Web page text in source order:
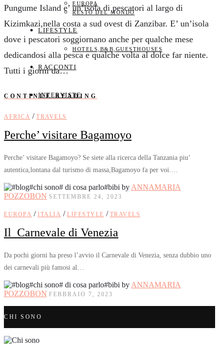
EUROPA
RESTO DEL MONDO
LIFESTYLE
HOTELS,B&B,GUESTHOUSES
RACCONTI
INTERVISTE
Pungume Island e’ un’isola di pescatori al largo di
Kizimkazi,nella costa a sud ovest di Zanzibar. E’ un’isola
dove i pescatori soggiornano anche per qualche mese
dedicandosi alla pesca e qualche volta al dolce far niente.
Tutti i giorni da…
CONTINUE READING
AFRICA / TRAVELS
Perche’ visitare Bagamoyo
Perche’ visitare Bagamoyo? Se siete alla ricerca della Tanzania piu’
autentica,lontana dal turismo di massa,Bagamoyo fa per voi.…
by ANNAMARIA
POZZOBON SETTEMBRE 24, 2023
EUROPA / ITALIA / LIFESTYLE / TRAVELS
Il Carnevale di Venezia
Da pochi giorni ha preso l’avvio il Carnevale di Venezia, senza dubbio uno
dei carnevali più famosi al…
by ANNAMARIA
POZZOBON FEBBRAIO 7, 2023
CHI SONO